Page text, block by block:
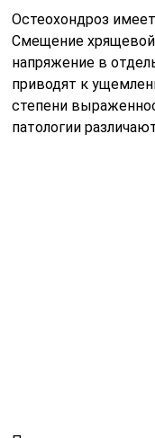
Остеохондроз
Смещение хрящевой
напряжение в
приводят к
степени
патологии